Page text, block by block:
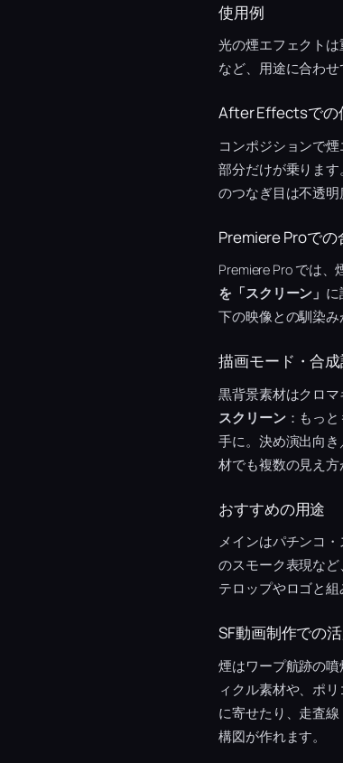
使用例
光の煙エフェクト
など、用途に合わ
After Effectsでの
コンポジションで
部分だけが乗りま
のつなぎ目は不透明
Premiere Proでの
Premiere Pro では
を「スクリーン」 に
下の映像との馴染み
描画モード・合
黒背景素材はクロ
スクリーン：もっ
手に。決め演出向き
材でも複数の見え
おすすめの用途
メインはパチンコ
のスモーク表現な
テロップやロゴと組
SF動画制作での
煙はワープ航跡の
ィクル素材や、ポ
に寄せたり、走査
構図が作れます。